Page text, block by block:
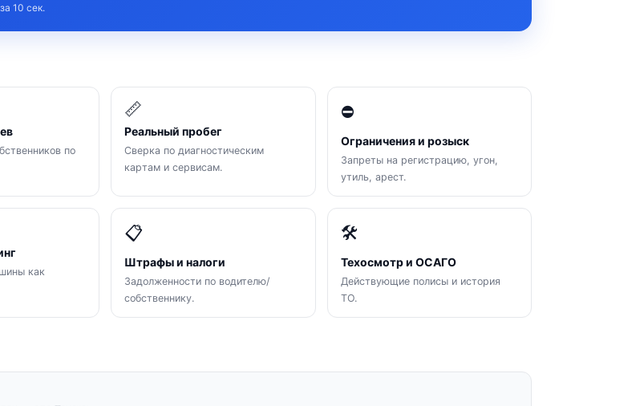
10 сек.
по
📏
Реальный пробег
Сверка по диагностическим
картам и сервисам.
⛔
Ограничения и розыск
Запреты на регистрацию, угон,
утиль, арест.
как
📋
Штрафы и налоги
Задолженности по водителю/
собственнику.
🛠
Техосмотр и ОСАГО
Действующие полисы и история
ТО.